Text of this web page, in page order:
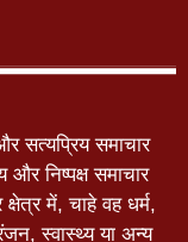
सत्यप्रिय समाचार
निष्पक्ष समाचार
में, चाहे वह धर्म,
स्वास्थ्य या अन्य